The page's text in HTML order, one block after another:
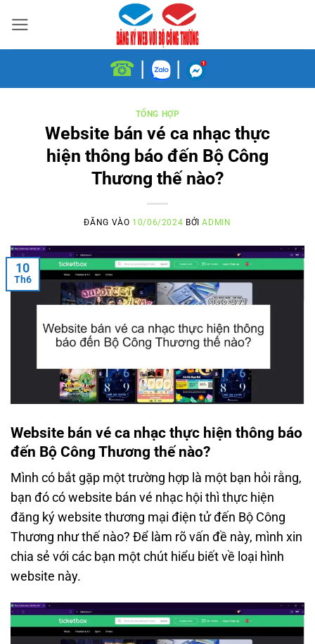
qua
nội
☎ | |
TỔNG HỢP
Website bán vé ca nhạc thực
hiện thông báo đến Bộ Công
Thương thế nào?
ĐĂNG VÀO 10/06/2024 BỞIADMIN
10
Th6
Website bán vé ca nhạc thực hiện thông báo
đến Bộ Công Thương thế nào?
Mình có bắt gặp một trường hợp là một bạn hỏi rằng,
bạn đó có website bán vé nhạc hội thì thực hiện
đăng ký website thương mại điện tử đến Bộ Công
Thương như thế nào? Để làm rõ vấn đề này, mình xin
chia sẻ với các bạn một chút hiểu biết về loại hình
website này.